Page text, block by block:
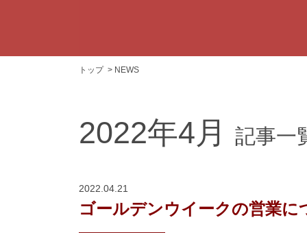
トップ NEWS
2022年4月 記事一
2022.04.21
ゴールデンウイークの営業に